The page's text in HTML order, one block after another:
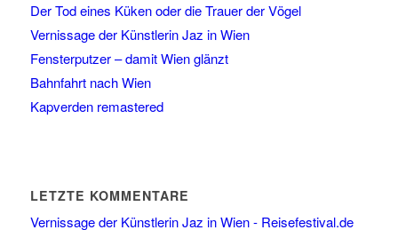
Der Tod eines Küken oder die Trauer der Vögel
Vernissage der Künstlerin Jaz in Wien
Fensterputzer – damit Wien glänzt
Bahnfahrt nach Wien
Kapverden remastered
LETZTE KOMMENTARE
Vernissage der Künstlerin Jaz in Wien - Reisefestival.de